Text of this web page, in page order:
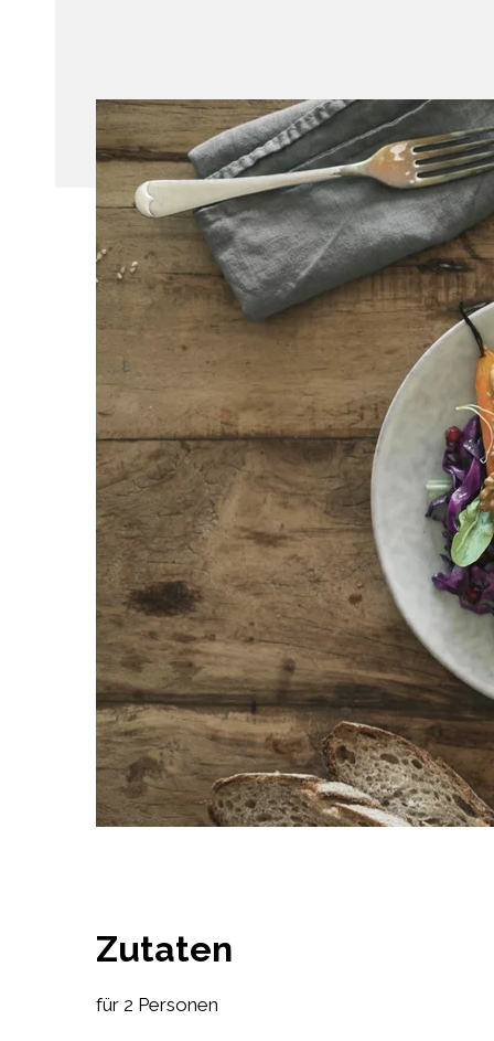
Zutaten
für 2 Personen